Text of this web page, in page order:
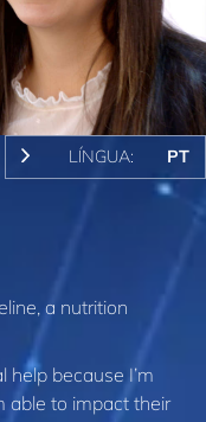
LÍNGUA: PT
a nutrition
help because I’m
able to impact their